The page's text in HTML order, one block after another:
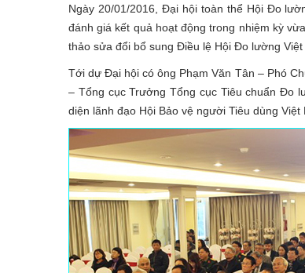
Ngày 20/01/2016, Đại hội toàn thể Hội Đo
đánh giá kết quả hoạt động trong nhiệm kỳ
thảo sửa đổi bổ sung Điều lệ Hội Đo lường Việt
Tới dự Đại hội có ông Phạm Văn Tân – Phó
– Tổng cục Trưởng Tổng cục Tiêu chuẩn Đo
diện lãnh đạo Hội Bảo vệ người Tiêu dùng